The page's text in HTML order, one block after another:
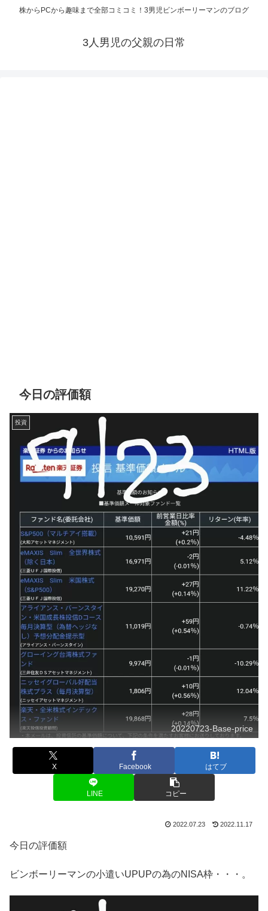
株からPCから趣味まで全部コミコミ！3男児ビンボーリーマンのブログ
3人男児の父親の日常
今日の評価額
投資
20220723-Base-price
X Facebook はてブ
LINE コピー
2022.07.23 2022.11.17
今日の評価額
ビンボーリーマンの小遣いUPUPの為のNISA枠・・・。